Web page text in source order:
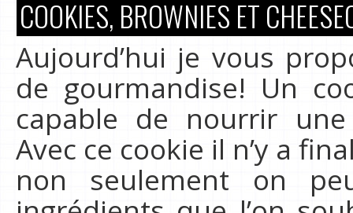
COOKIES, BROWNIES ET
Aujourd’hui je vous
de gourmandise! Un
capable de nourrir
Avec ce cookie il n’y a
non seulement on